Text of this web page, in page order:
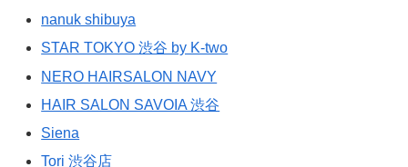
nanuk shibuya
STAR TOKYO 渋谷 by K-two
NERO HAIRSALON NAVY
HAIR SALON SAVOIA 渋谷
Siena
Tori 渋谷店